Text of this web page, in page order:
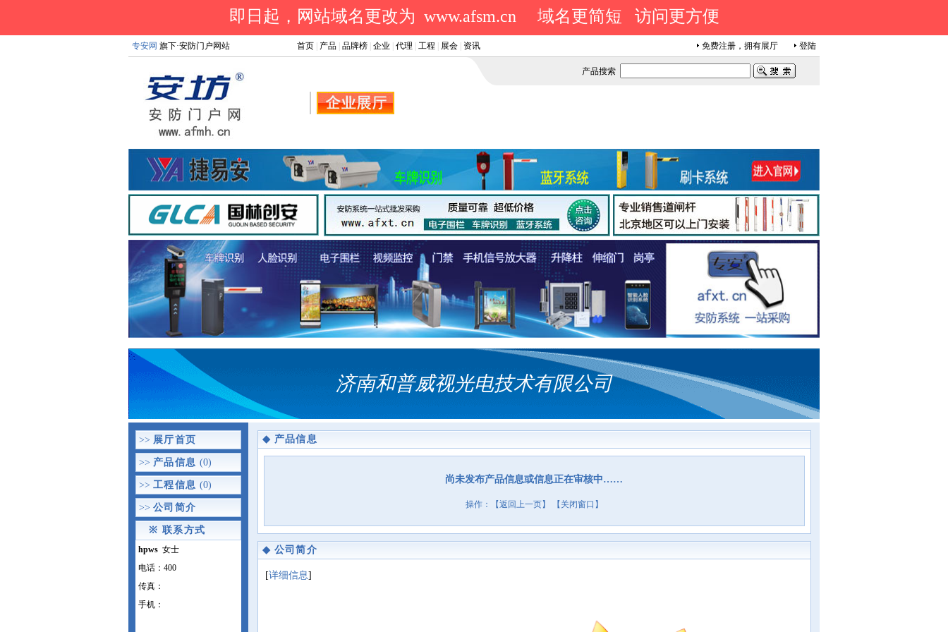
即日起，网站域名更改为 www.afsm.cn 域名更简短 访问更方便
专安网 旗下·安防门户网站 首页 产品 品牌榜 企业 代理 工程 展会 资讯 免费注册，拥有展厅 登陆
产品搜索
济南和普威视光电技术有限公司
>> 展厅首页
>> 产品信息 (0)
>> 工程信息 (0)
>> 公司简介
※ 联系方式
hpws 女士
电话：400
传真：
手机：
◆ 产品信息
尚未发布产品信息或信息正在审核中……
操作：【返回上一页】 【 关闭窗口 】
◆ 公司简介
[详细信息]